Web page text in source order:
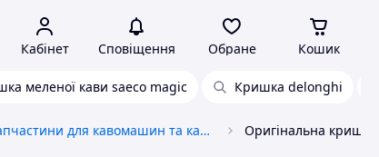
Кабінет Сповіщення Обране Кошик
меленої кави saeco magic Кришка delonghi
Запчастини для кавомашин та кавомолок Оригінальна